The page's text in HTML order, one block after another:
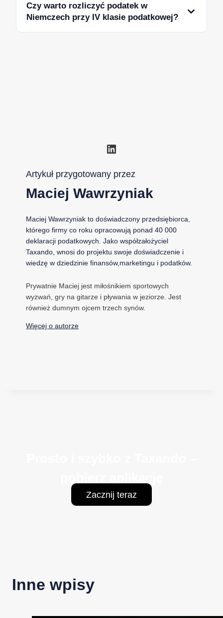
Czy warto rozliczyć podatek w
Niemczech przy IV klasie podatkowej?
LinkedIn
Artykuł przygotowany przez
Maciej Wawrzyniak
Maciej Wawrzyniak to doświadczony przedsiębiorca,
którego firmy co roku opracowują ponad 40 000
deklaracji podatkowych. Jako współzałożyciel
Taxando, wnosi do projektu swoje doświadczenie i
wiedzę w dziedzinie finansów,marketingu i podatków.
Prywatnie Maciej jest miłośnikiem sportowych
wyzwań, gry na gitarze i pływania w jeziorze. Jest
również dumnym ojcem trzech synów.
Więcej o autorze
Zacznij teraz
Inne wpisy